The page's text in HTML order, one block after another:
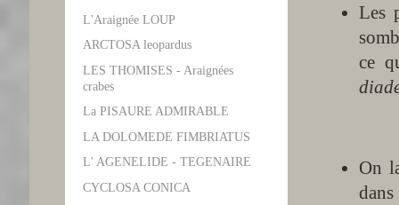
Les
ce
On
L'Araignée LOUP
ARCTOSA leopardus
LES THOMISES - Araignées
crabes
La PISAURE ADMIRABLE
LA DOLOMEDE FIMBRIATUS
L' AGENELIDE - TEGENAIRE
CYCLOSA CONICA